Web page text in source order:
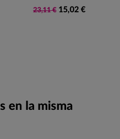
23,11 € 15,02 €
en la misma